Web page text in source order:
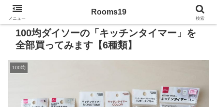
100均ダイソーの「キッチンタイマー」を
全部買ってみます【6種類】
100均
メニュー
Rooms19
検索